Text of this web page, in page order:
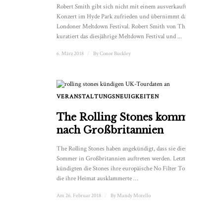
Robert Smith gibt sich nicht mit einem ausverkauften
Konzert im Hyde Park zufrieden und übernimmt das
Londoner Meltdown Festival. Robert Smith von The Cure
kuratiert das diesjährige Meltdown Festival und ...
6. März 2018 ByConor Buckley
VERANSTALTUNGSNEUIGKEITEN
The Rolling Stones kommen
nach Großbritannien
The Rolling Stones haben angekündigt, dass sie diesen
Sommer in Großbritannien auftreten werden. Letztes Jahr
kündigten die Stones ihre europäische No Filter Tour an,
die ihre Heimat ausklammerte …
Am 26. Februar 2018 By Mandy Morello